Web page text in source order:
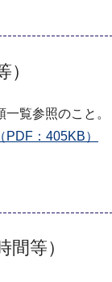
覧参照のこと。
：405KB）
間等）